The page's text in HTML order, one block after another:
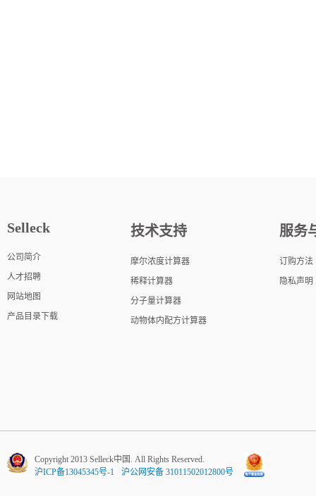
Selleck
公司简介
人才招聘
网站地图
产品目录下载
技术支持
摩尔浓度计算器
稀释计算器
分子量计算器
动物体内配方计算器
服务
订购方法
隐私声明
Copyright 2013 Selleck中国. All Rights Reserved.
沪ICP备13045345号-1
沪公网安备 31011502012800号